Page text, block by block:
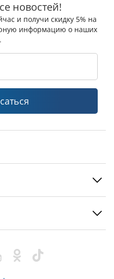
новостей!
и получи скидку 5% на
информацию о наших